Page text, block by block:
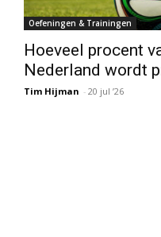
Oefeningen & Trainingen
Hoeveel procent
Nederland wordt
Tim Hijman - 20 jul ’26